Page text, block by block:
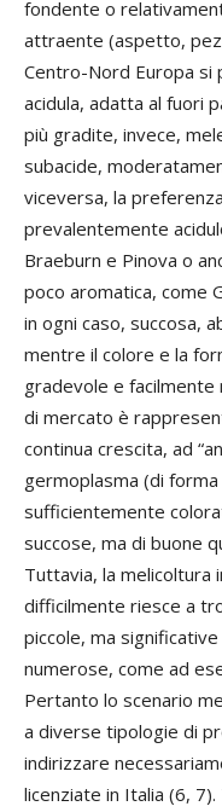
fondente o
attraente (aspetto,
Centro-Nord Europa si
acidula, adatta al fuori
più gradite, invece,
subacide,
viceversa, la
prevalentemente
Braeburn e Pinova o
poco aromatica, come
in ogni caso, succosa,
mentre il colore e la
gradevole e facilmente
di mercato è
continua crescita, ad
germoplasma (di
sufficientemente
succose, ma di buone
Tuttavia, la melicoltura
difficilmente riesce a
piccole, ma
numerose, come ad
Pertanto lo scenario
a diverse tipologie di
indirizzare
licenziate in Italia (6,